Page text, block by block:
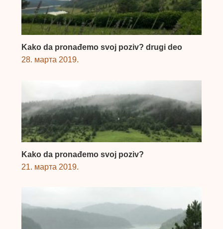
Kako da pronađemo svoj poziv? drugi deo
28. марта 2019.
Kako da pronađemo svoj poziv?
21. марта 2019.